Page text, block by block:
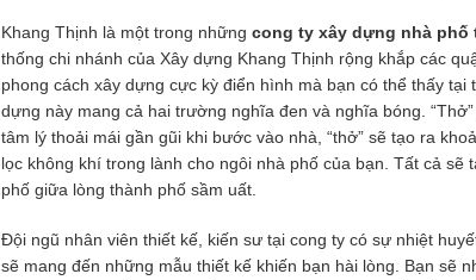
Khang Thịnh là một trong những cong ty xây dựng nhà phố
thống chi nhánh của Xây dựng Khang Thịnh rộng khắp các
phong cách xây dựng cực kỳ điển hình mà bạn có thể thấy tại
dựng này mang cả hai trường nghĩa đen và nghĩa bóng.
tâm lý thoải mái gần gũi khi bước vào nhà, “thở” sẽ tạo ra
lọc không khí trong lành cho ngôi nhà phố của bạn. Tất cả sẽ
phố giữa lòng thành phố sầm uất.
Đội ngũ nhân viên thiết kế, kiến sư tại cong ty có sự nhiệt
sẽ mang đến những mẫu thiết kế khiến bạn hài lòng. Bạn sẽ